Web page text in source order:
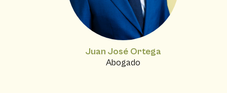
Juan José Ortega
Abogado